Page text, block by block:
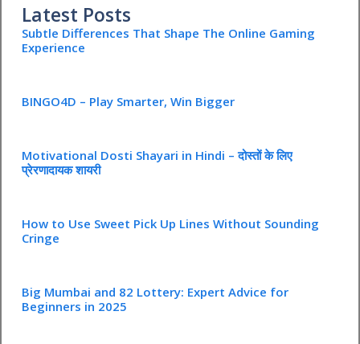
Latest Posts
Subtle Differences That Shape The Online Gaming
Experience
BINGO4D – Play Smarter, Win Bigger
Motivational Dosti Shayari in Hindi – दोस्तों के लिए
प्रेरणादायक शायरी
How to Use Sweet Pick Up Lines Without Sounding
Cringe
Big Mumbai and 82 Lottery: Expert Advice for
Beginners in 2025